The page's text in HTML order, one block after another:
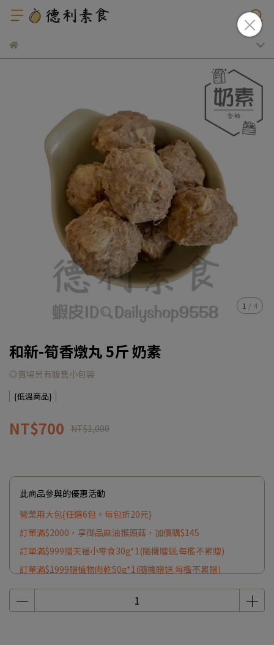
1 / 4
和新-筍香燉丸 5斤 奶素
◎賣場另有販售小包裝
{低溫商品}
NT$700 NT$1,000
此商品參與的優惠活動
營業用大包{任選6包。每包折20元}
訂單滿$2000，享御品麻油猴頭菇，加價購$145
訂單滿$999贈天福小零食30g*1(隨機贈送.每檻不累贈)
訂單滿$1999贈植物肉乾50g*1(隨機贈送.每檻不累贈)